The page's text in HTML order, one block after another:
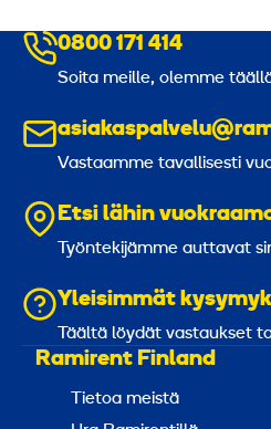
0800 171 414
Soita meille, olemme
Vastaamme tavallisesti
Etsi lähin
Työntekijämme auttavat
Yleisimmät
Täältä löydät vastaukset
Ramirent Finland
Tietoa meistä